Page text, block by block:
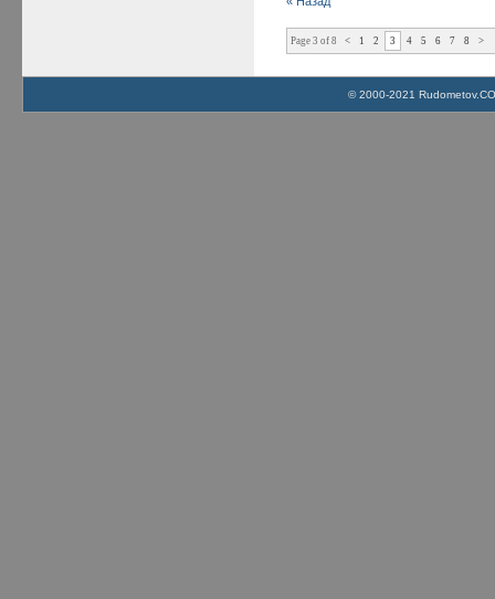
Page 3 of 8 < 1 2 3 4 5 6 7 8 >
© 2000-2021